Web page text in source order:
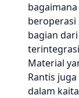
beroperasi
bagian
Material
Rantis
dalam